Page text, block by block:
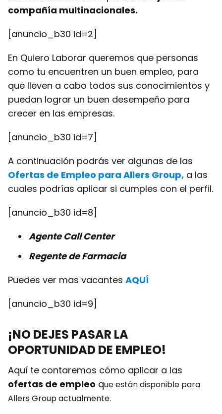
compañía multinacionales.
[anuncio_b30 id=2]
En Quiero Laborar queremos que personas
como tu encuentren un buen empleo, para
que lleven a cabo todos sus conocimientos y
puedan lograr un buen desempeño para
crecer en las empresas.
[anuncio_b30 id=7]
A continuación podrás ver algunas de las
Ofertas de Empleo para Allers Group, a las
cuales podrías aplicar si cumples con el perfil.
[anuncio_b30 id=8]
Agente Call Center
Regente de Farmacia
Puedes ver mas vacantes AQUÍ
[anuncio_b30 id=9]
¡NO DEJES PASAR LA
OPORTUNIDAD DE EMPLEO!
Aquí te contaremos cómo aplicar a las
ofertas de empleo que están disponible para
Allers Groupactualmente.